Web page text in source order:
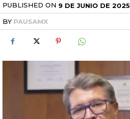
PUBLISHED ON 9 DE JUNIO DE 2025
BY PAUSAMX